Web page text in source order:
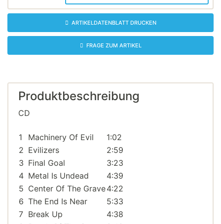
ARTIKELDATENBLATT DRUCKEN
FRAGE ZUM ARTIKEL
Produktbeschreibung
CD
1 Machinery Of Evil
1:02
2 Evilizers
2:59
3 Final Goal
3:23
4 Metal Is Undead
4:39
5 Center Of The Grave4:22
6 The End Is Near
5:33
7 Break Up
4:38